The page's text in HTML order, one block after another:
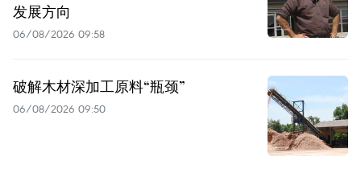
发展方向
06/08/2026 09:58
破解木材深加工原料“瓶颈”
06/08/2026 09:50